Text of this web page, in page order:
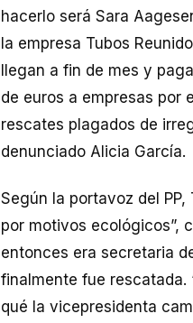
hacerlo será Sara
la empresa Tubos
llegan a fin de mes y
de euros a empresas por
rescates plagados de
denunciado Alicia García.
Según la portavoz del
por motivos ecológicos”,
entonces era secretaria
finalmente fue rescatada.
qué la vicepresidenta